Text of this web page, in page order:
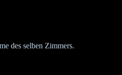
des selben Zimmers.